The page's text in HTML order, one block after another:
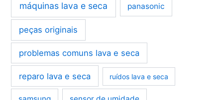
máquinas lava e seca panasonic
peças originais
problemas comuns lava e seca
reparo lava e seca ruídos lava e seca